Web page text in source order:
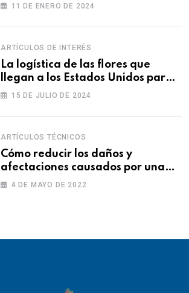
11 DE ENERO DE 2024
ARTÍCULOS DE INTERÉS
La logística de las flores que
llegan a los Estados Unidos para
las fiestas
15 DE JULIO DE 2024
ARTÍCULOS TÉCNICOS
Cómo reducir los daños y
afectaciones causados por una
fitotoxicidad
4 DE MAYO DE 2022